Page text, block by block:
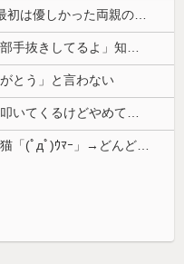
とう」と言わない